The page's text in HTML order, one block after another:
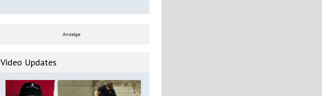
Anzeige
Video Updates